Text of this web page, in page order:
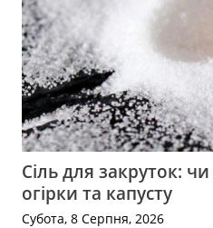
Сіль для закруток:
огірки та капусту
Субота, 8 Серпня, 2026